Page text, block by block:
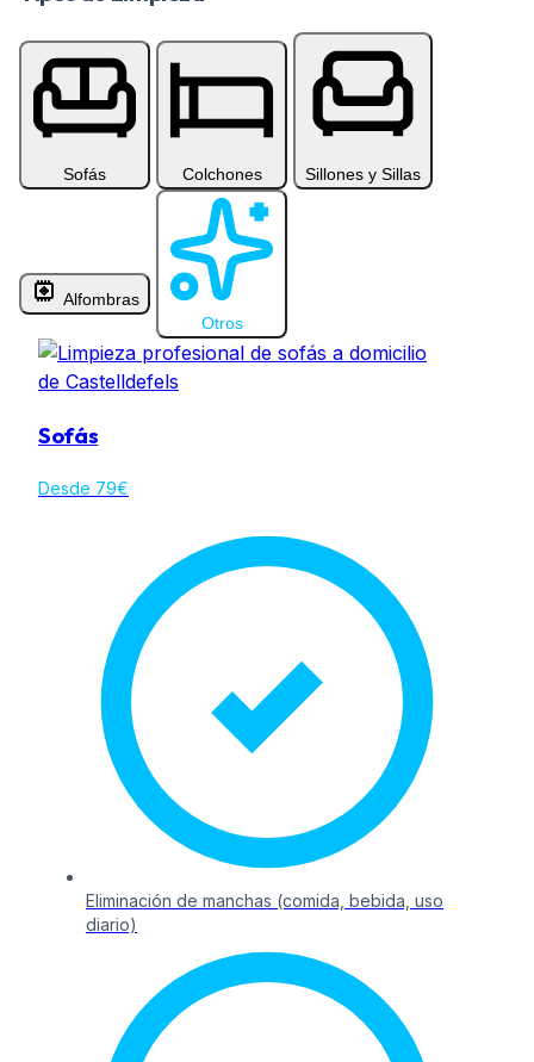
Seleccione una category para ver los servicios
Sofás Colchones Sillones y Sillas
Alfombras
Otros
Sofás
Desde 79€
Eliminación de manchas (comida, bebida, uso
diario)